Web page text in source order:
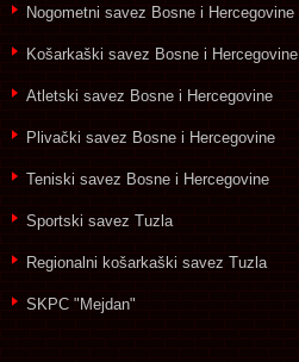
Nogometni savez Bosne i Hercegovine
Košarkaški savez Bosne i Hercegovine
Atletski savez Bosne i Hercegovine
Plivački savez Bosne i Hercegovine
Teniski savez Bosne i Hercegovine
Sportski savez Tuzla
Regionalni košarkaški savez Tuzla
SKPC "Mejdan"